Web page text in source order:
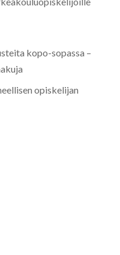
kopo-sopassa –
opiskelijan